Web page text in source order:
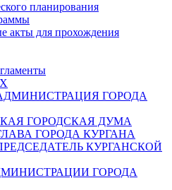
планирования
акты для прохождения
ГОРОДА
ГОРОДСКАЯ ДУМА
ГОРОДА КУРГАНА
КУРГАНСКОЙ
ГОРОДА